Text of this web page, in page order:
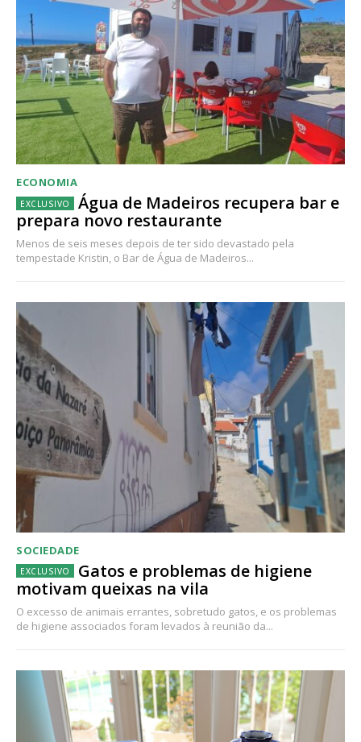
ECONOMIA
Água de Madeiros recupera bar e
prepara novo restaurante
Menos de seis meses depois de ter sido devastado pela
tempestade Kristin, o Bar de Água de Madeiros...
SOCIEDADE
Gatos e problemas de higiene
motivam queixas na vila
O excesso de animais errantes, sobretudo gatos, e os problemas
de higiene associados foram levados à reunião da...